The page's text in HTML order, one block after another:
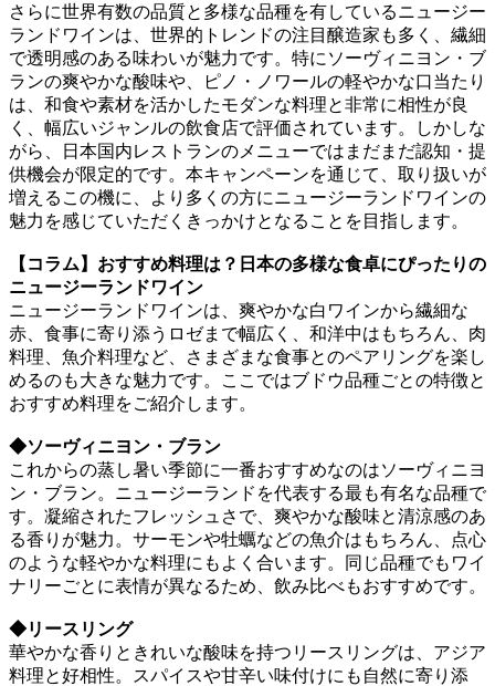
さらに世界有数の品質と多様な品種を有しているニュージー
ランドワインは、世界的トレンドの注目醸造家も多く、繊細
で透明感のある味わいが魅力です。特にソーヴィニヨン・ブ
ランの爽やかな酸味や、ピノ・ノワールの軽やかな口当たり
は、和食や素材を活かしたモダンな料理と非常に相性が良
く、幅広いジャンルの飲食店で評価されています。しかしな
がら、日本国内レストランのメニューではまだまだ認知・提
供機会が限定的です。本キャンペーンを通じて、取り扱いが
増えるこの機に、より多くの方にニュージーランドワインの
魅力を感じていただくきっかけとなることを目指します。
【コラム】おすすめ料理は？日本の多様な食卓にぴったりの
ニュージーランドワイン
ニュージーランドワインは、爽やかな白ワインから繊細な
赤、食事に寄り添うロゼまで幅広く、和洋中はもちろん、肉
料理、魚介料理など、さまざまな食事とのペアリングを楽し
めるのも大きな魅力です。ここではブドウ品種ごとの特徴と
おすすめ料理をご紹介します。
◆ソーヴィニヨン・ブラン
これからの蒸し暑い季節に一番おすすめなのはソーヴィニヨ
ン・ブラン。ニュージーランドを代表する最も有名な品種で
す。凝縮されたフレッシュさで、爽やかな酸味と清涼感のあ
る香りが魅力。サーモンや牡蠣などの魚介はもちろん、点心
のような軽やかな料理にもよく合います。同じ品種でもワイ
ナリーごとに表情が異なるため、飲み比べもおすすめです。
◆リースリング
華やかな香りときれいな酸味を持つリースリングは、アジア
料理と好相性。スパイスや甘辛い味付けにも自然に寄り添